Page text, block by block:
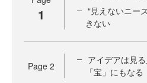
1
“見えないニー
きない
Page 2
アイデアは見
「宝」にもなる